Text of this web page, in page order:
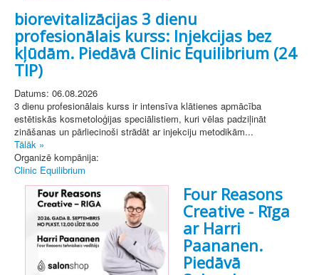
biorevitalizācijas 3 dienu
profesionālais kurss: Injekcijas bez
kļūdām. Piedāvā Clinic Equilibrium (24
TIP)
Datums: 06.08.2026
3 dienu profesionālais kurss ir intensīva klātienes apmācība
estētiskās kosmetoloģijas speciālistiem, kuri vēlas padziļināt
zināšanas un pārliecinoši strādāt ar injekciju metodikām...
Tālāk »
Organizē kompānija:
Clinic Equilibrium
Four Reasons
Creative - Rīga
ar Harri
Paananen.
Piedāvā